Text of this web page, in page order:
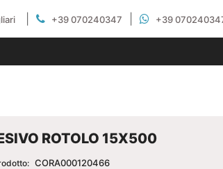
+39 070240347 +39
ROTOLO 15X500
CORA000120466